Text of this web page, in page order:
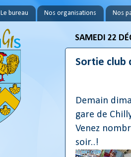
Le bureau Nos organisations Nos
SAMEDI 22
Sortie club
Demain
gare de
Venez
soir..!